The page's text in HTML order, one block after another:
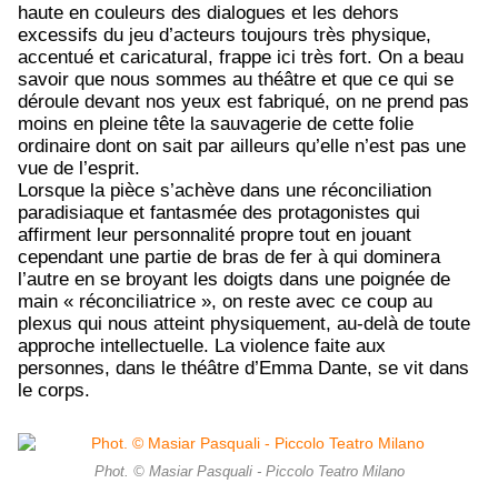
haute en couleurs des dialogues et les dehors
excessifs du jeu d’acteurs toujours très physique,
accentué et caricatural, frappe ici très fort. On a beau
savoir que nous sommes au théâtre et que ce qui se
déroule devant nos yeux est fabriqué, on ne prend pas
moins en pleine tête la sauvagerie de cette folie
ordinaire dont on sait par ailleurs qu’elle n’est pas une
vue de l’esprit.
Lorsque la pièce s’achève dans une réconciliation
paradisiaque et fantasmée des protagonistes qui
affirment leur personnalité propre tout en jouant
cependant une partie de bras de fer à qui dominera
l’autre en se broyant les doigts dans une poignée de
main « réconciliatrice », on reste avec ce coup au
plexus qui nous atteint physiquement, au-delà de toute
approche intellectuelle. La violence faite aux
personnes, dans le théâtre d’Emma Dante, se vit dans
le corps.
Phot. © Masiar Pasquali - Piccolo Teatro Milano